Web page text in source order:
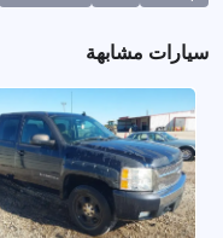
سيارات مشابهة